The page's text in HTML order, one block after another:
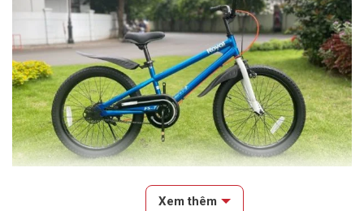
Trọng lượng xe 12,5kg
Yên NSXKCB
Cọc/cốt yên Hợp kim thép
Lưu ý
Thông số kỹ thuật có thể sẽ
được thay đổi từ nhà sản xuất
nhằm nâng cao chất lượng sản
phẩm.
Xe Đạp Trẻ Em Bé Trai Royal Baby Freestyle FS7 20 Inch
Xem thêm